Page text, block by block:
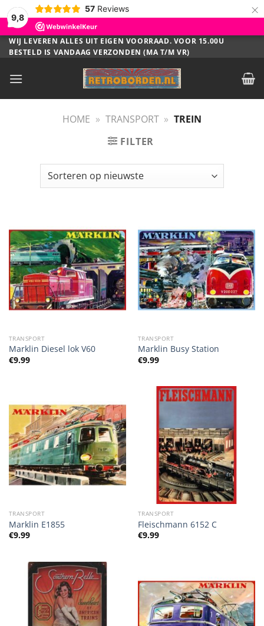
9,8
57 Reviews ×
Ga
naar
WIJ LEVEREN ALLES UIT EIGEN VOORRAAD. VOOR 15.00U
BESTELD IS VANDAAG VERZONDEN (MA T/M VR)
HOME » TRANSPORT » TREIN
FILTER
TRANSPORT
Marklin Diesel lok V60
€9.99
TRANSPORT
Marklin Busy Station
€9.99
TRANSPORT
Marklin E1855
€9.99
TRANSPORT
Fleischmann 6152 C
€9.99